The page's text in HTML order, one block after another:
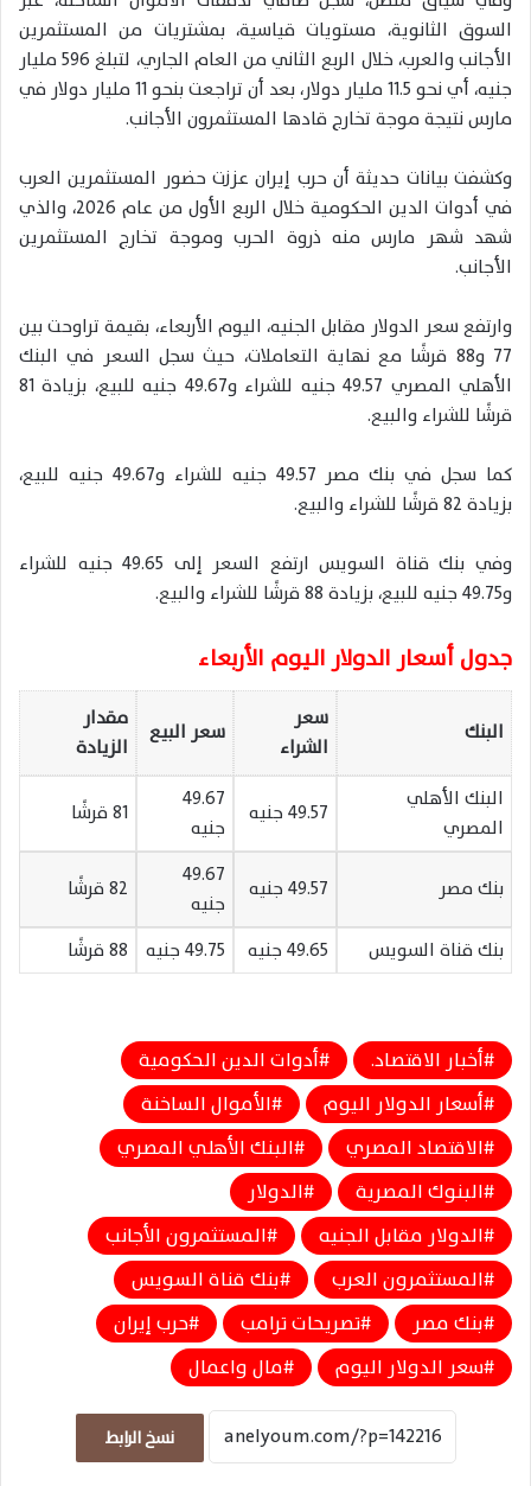
السوق الثانوية، مستويات قياسية، بمشتريات من المستثمرين
الأجانب والعرب، خلال الربع الثاني من العام الجاري، لتبلغ 596 مليار
جنيه، أي نحو 11.5 مليار دولار، بعد أن تراجعت بنحو 11 مليار دولار في
مارس نتيجة موجة تخارج قادها المستثمرون الأجانب.
وكشفت بيانات حديثة أن حرب إيران عززت حضور المستثمرين العرب
في أدوات الدين الحكومية خلال الربع الأول من عام 2026، والذي
شهد شهر مارس منه ذروة الحرب وموجة تخارج المستثمرين
الأجانب.
وارتفع سعر الدولار مقابل الجنيه، اليوم الأربعاء، بقيمة تراوحت بين
77 و88 قرشًا مع نهاية التعاملات، حيث سجل السعر في البنك
الأهلي المصري 49.57 جنيه للشراء و49.67 جنيه للبيع، بزيادة 81
قرشًا للشراء والبيع.
كما سجل في بنك مصر 49.57 جنيه للشراء و49.67 جنيه للبيع،
بزيادة 82 قرشًا للشراء والبيع.
وفي بنك قناة السويس ارتفع السعر إلى 49.65 جنيه للشراء
و49.75 جنيه للبيع، بزيادة 88 قرشًا للشراء والبيع.
جدول أسعار الدولار اليوم الأربعاء
البنك
سعر
الشراء
سعر البيع
مقدار
الزيادة
البنك الأهلي
المصري
49.57 جنيه
49.67
جنيه
81 قرشًا
بنك مصر 49.57 جنيه
49.67
جنيه
82 قرشًا
بنك قناة السويس 49.65 جنيه 49.75 جنيه 88 قرشًا
أخبار الاقتصاد.
أدوات الدين الحكومية
أسعار الدولار اليوم
الأموال الساخنة
الاقتصاد المصري
البنك الأهلي المصري
البنوك المصرية
الدولار
الدولار مقابل الجنيه
المستثمرون الأجانب
المستثمرون العرب
بنك قناة السويس
بنك مصر
تصريحات ترامب
حرب إيران
سعر الدولار اليوم
مال واعمال
نسخ الرابط